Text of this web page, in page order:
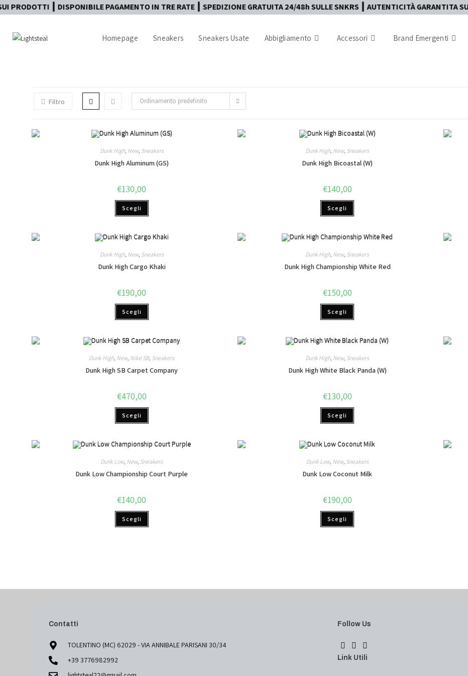
┃ DISPONIBILE PAGAMENTO IN TRE RATE ┃ SPEDIZIONE GRATUITA 24/48h SULLE SNKRS ┃ AUTENTICITÀ GARANTITA SUI
Homepage Sneakers Sneakers Usate Abbigliamento Accessori Brand Emergenti
Filtro Ordinamento predefinito
Dunk High, New, Sneakers
Dunk High Aluminum (GS)
€130,00
Scegli
Dunk High, New, Sneakers
Dunk High Bicoastal (W)
€140,00
Scegli
Dunk High, New, Sneakers
Dunk High Cargo Khaki
€190,00
Scegli
Dunk High, New, Sneakers
Dunk High Championship White Red
€150,00
Scegli
Dunk High, New, Nike SB, Sneakers
Dunk High SB Carpet Company
€470,00
Scegli
Dunk High, New, Sneakers
Dunk High White Black Panda (W)
€130,00
Scegli
Dunk Low, New, Sneakers
Dunk Low Championship Court Purple
€140,00
Scegli
Dunk Low, New, Sneakers
Dunk Low Coconut Milk
€190,00
Scegli
Contatti
TOLENTINO (MC) 62029 - VIA ANNIBALE PARISANI 30/34
+39 3776982992
Follow Us
Link Utili